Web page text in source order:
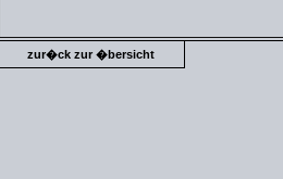
zur�ck zur �bersicht